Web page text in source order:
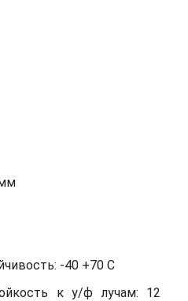
-40 +70 С
к у/ф лучам: 12